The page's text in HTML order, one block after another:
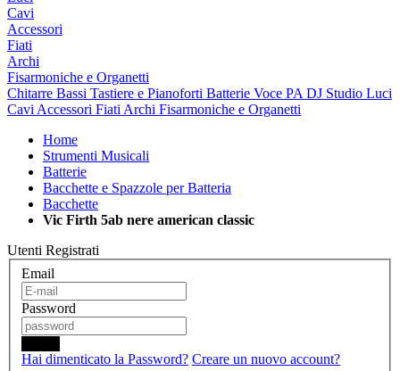
Cavi
Accessori
Fiati
Archi
Fisarmoniche e Organetti
Chitarre Bassi Tastiere e Pianoforti Batterie Voce PA DJ Studio Luci
Cavi Accessori Fiati Archi Fisarmoniche e Organetti
Home
Strumenti Musicali
Batterie
Bacchette e Spazzole per Batteria
Bacchette
Vic Firth 5ab nere american classic
Utenti Registrati
Email
Password
Hai dimenticato la Password? Creare un nuovo account?